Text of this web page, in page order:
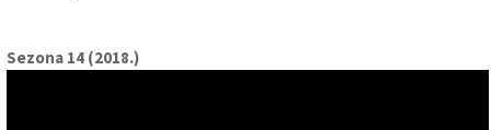
Sezona 14 (2018.)